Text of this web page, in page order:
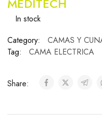
MEDITECH
In stock
Category:
CAMAS Y
Tag:
CAMA ELECTRICA
Share: